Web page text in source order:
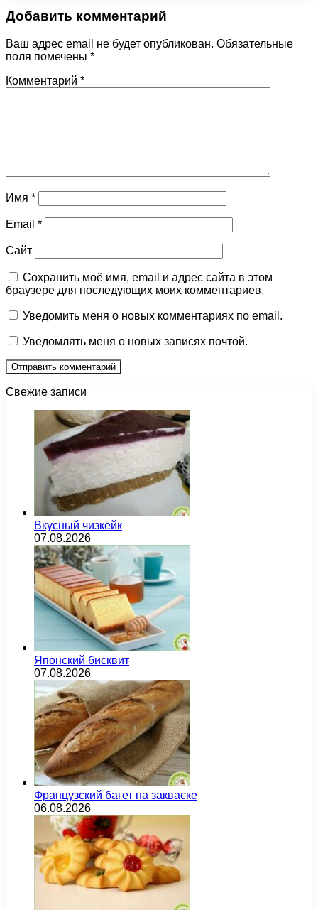
Добавить комментарий
Ваш адрес email не будет опубликован. Обязательные
поля помечены *
Комментарий *
Имя *
Email *
Сайт
Сохранить моё имя, email и адрес сайта в этом
браузере для последующих моих комментариев.
Уведомить меня о новых комментариях по email.
Уведомлять меня о новых записях почтой.
Свежие записи
Вкусный чизкейк
07.08.2026
Японский бисквит
07.08.2026
Французский багет на закваске
06.08.2026